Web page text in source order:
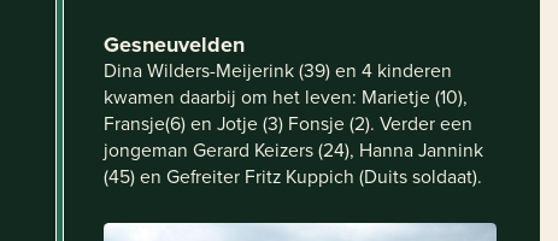
Gesneuvelden
Dina Wilders-Meijerink (39) en 4 kinderen
kwamen daarbij om het leven: Marietje (10),
Fransje(6) en Jotje (3) Fonsje (2). Verder een
jongeman Gerard Keizers (24), Hanna Jannink
(45) en Gefreiter Fritz Kuppich (Duits soldaat).